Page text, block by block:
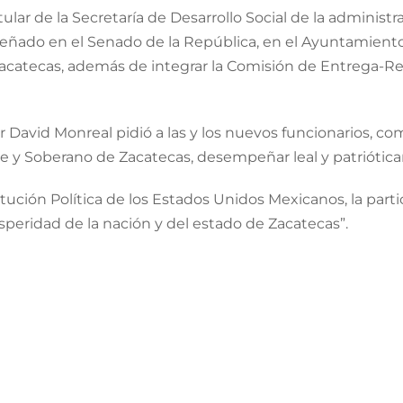
de la Secretaría de Desarrollo Social de la
en el Senado de la República, en el
además de integrar la Comisión de Entrega-
Monreal pidió a las y los nuevos funcionarios,
y Soberano de Zacatecas, desempeñar leal y
Política de los Estados Unidos Mexicanos, la
de la nación y del estado de Zacatecas”.